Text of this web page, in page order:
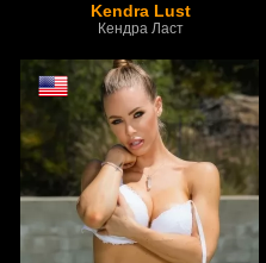
Kendra Lust
Кендра Ласт